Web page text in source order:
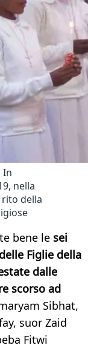
In
nella
rito della
bene le sei
Figlie della
dalle
scorso ad
Sibhat,
suor Zaid
Fitwi